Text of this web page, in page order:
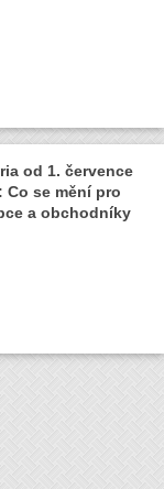
od 1. července
Co se mění pro
a obchodníky